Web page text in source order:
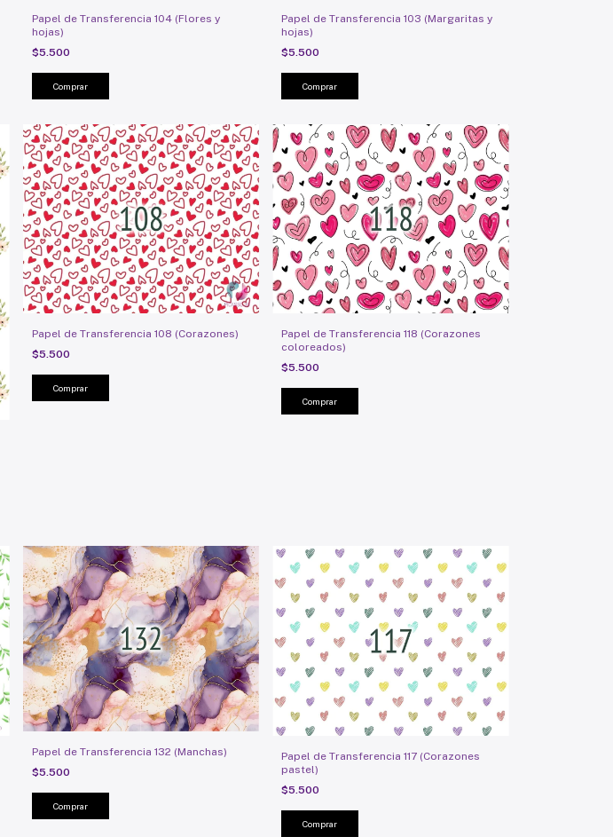
Papel de Transferencia 104 (Flores y
hojas)
$5.500
Papel de Transferencia 103 (Margaritas y
hojas)
$5.500
Papel de Transferencia 108 (Corazones)
$5.500
Papel de Transferencia 118 (Corazones
coloreados)
$5.500
Papel de Transferencia 132 (Manchas)
$5.500
Papel de Transferencia 117 (Corazones
pastel)
$5.500